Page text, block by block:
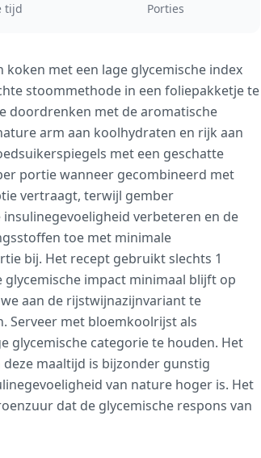
tijd Porties
met een lage glycemische index
stoommethode in een foliepakketje te
doordrenken met de aromatische
arm aan koolhydraten en rijk aan
met een geschatte
portie wanneer gecombineerd met
vertraagt, terwijl gember
verbeteren en de
toe met minimale
bij. Het recept gebruikt slechts 1
impact minimaal blijft op
aan de rijstwijnazijnvariant te
Serveer met bloemkoolrijst als
glycemische categorie te houden. Het
maaltijd is bijzonder gunstig
van nature hoger is. Het
dat de glycemische respons van